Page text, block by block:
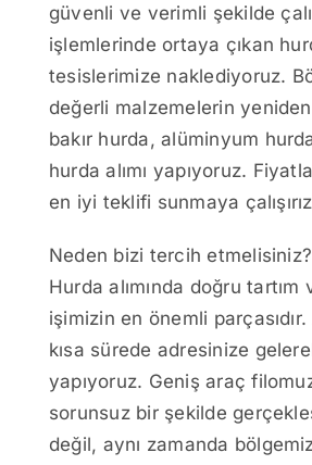
güvenli ve verimli şekilde
işlemlerinde ortaya çıkan
tesislerimize naklediyoruz.
değerli malzemelerin
bakır hurda, alüminyum
hurda alımı yapıyoruz.
en iyi teklifi sunmaya
Neden bizi tercih
Hurda alımında doğru
işimizin en önemli
kısa sürede adresinize
yapıyoruz. Geniş araç
sorunsuz bir şekilde
değil, aynı zamanda